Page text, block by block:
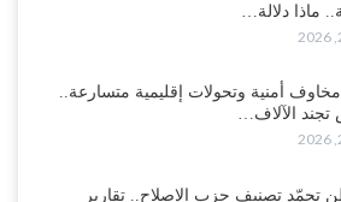
ماذا دلالة…
أمنية وتحولات إقليمية متسارعة..
تجند الآلاف…
تجمّد تصنيف حزب الإصلاح.. تقارير